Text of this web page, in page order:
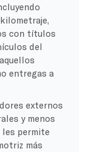
con títulos
del
entregas a
externos
y menos
permite
más